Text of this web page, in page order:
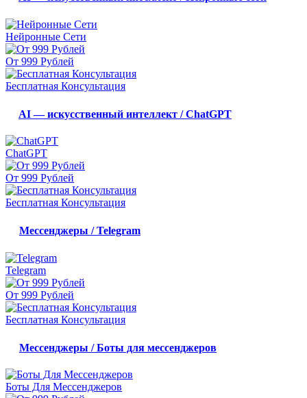
Нейронные Сети
От 999 Рублей
Бесплатная Консультация
AI — искусственный интеллект / ChatGPT
ChatGPT
От 999 Рублей
Бесплатная Консультация
Мессенджеры / Telegram
Telegram
От 999 Рублей
Бесплатная Консультация
Мессенджеры / Боты для мессенджеров
Боты Для Мессенджеров